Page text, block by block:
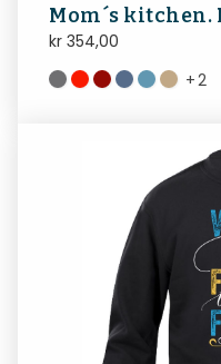
Mom´s
kr 354,00
+2